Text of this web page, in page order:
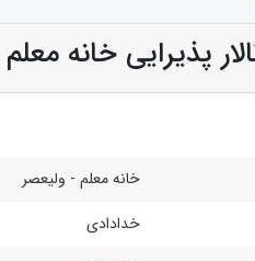
پذیرایی خانه
خانه معلم - ولیعصر
خدادادی